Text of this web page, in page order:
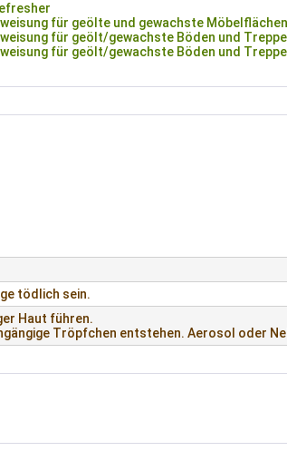
für geölte und gewachste Möbelflächen
für geölt/gewachste Böden und
für geölt/gewachste Böden und
tödlich sein.
Haut führen.
Tröpfchen entstehen. Aerosol oder